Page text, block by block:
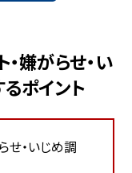
ポイント
せ・いじめ調